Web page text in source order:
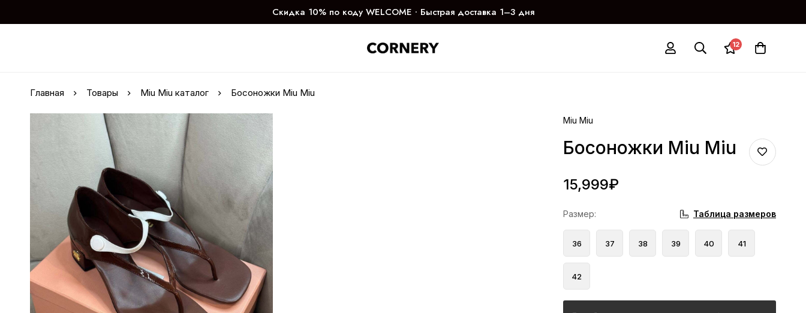
Скидка 10% по коду WELCOME ∙ Быстрая доставка 1–3 дня
12
Главная Товары Miu Miu каталог Босоножки Miu Miu
Miu Miu
Босоножки Miu Miu
15,999₽
Размер: Таблица размеров
36 37 38 39 40 41
42